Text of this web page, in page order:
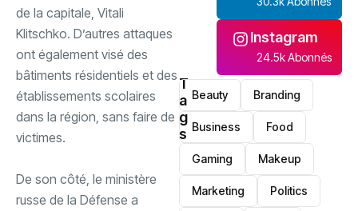
de la capitale, Vitali
Klitschko. D’autres attaques
ont également visé des
bâtiments résidentiels et des
établissements scolaires
dans la région, sans faire de
victimes.
‎De son côté, le ministère
russe de la Défense a
Instagram
24.5k Abonnés
T
a
g
s
Beauty Branding
Business Food
Gaming Makeup
Marketing Politics